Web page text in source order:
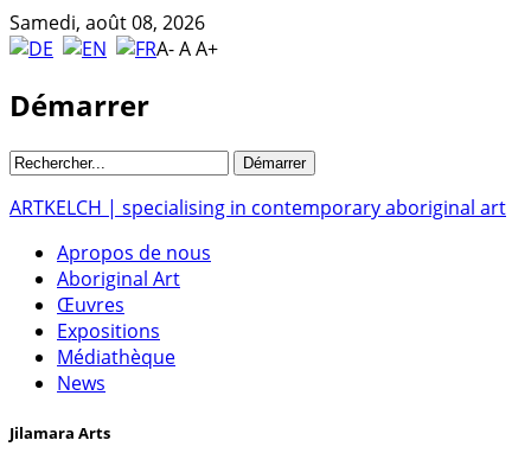
Samedi, août 08, 2026
A-AA+
Démarrer
ARTKELCH | specialising in contemporary aboriginal art
Apropos de nous
Aboriginal Art
Œuvres
Expositions
Médiathèque
News
Jilamara Arts